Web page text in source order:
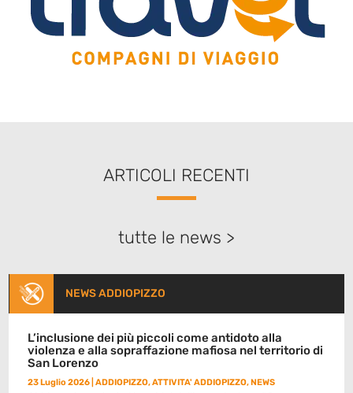
ARTICOLI RECENTI
tutte le news >
NEWS ADDIOPIZZO
L’inclusione dei più piccoli come antidoto alla
violenza e alla sopraffazione mafiosa nel territorio di
San Lorenzo
23 Luglio 2026 |ADDIOPIZZO,ATTIVITA' ADDIOPIZZO,NEWS